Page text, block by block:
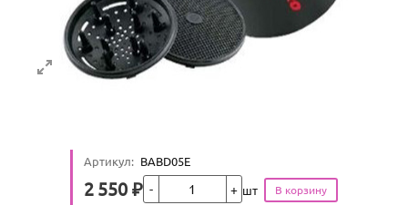
Артикул: BABD05E
Цена
2 550 ₽Кол-во шт